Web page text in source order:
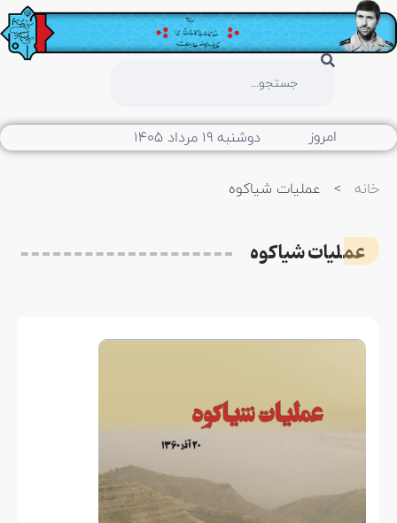
امروز دوشنبه ۱۹ مرداد ۱۴۰۵
خانه > عملیات شیاکوه
عملیات شیاکوه